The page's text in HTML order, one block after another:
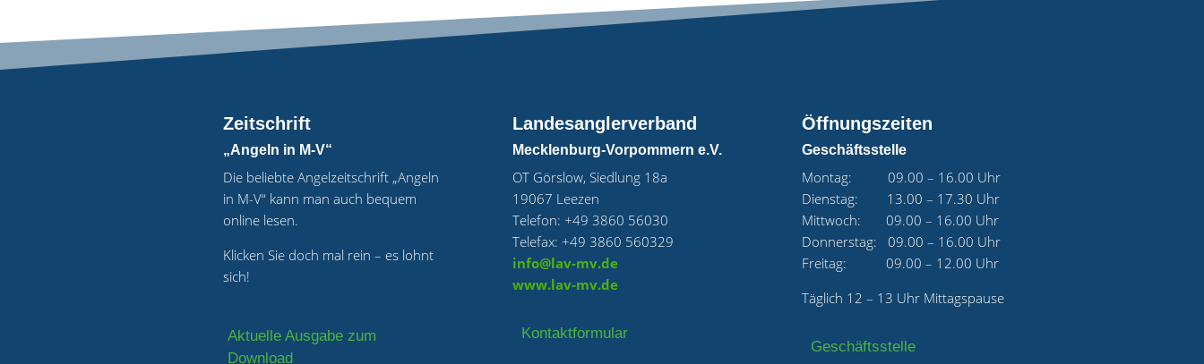
Zeitschrift
„Angeln in M-V“
Die beliebte Angelzeitschrift „Angeln
in M-V“ kann man auch bequem
online lesen.
Klicken Sie doch mal rein – es lohnt
sich!
Aktuelle Ausgabe zum
Download
Landesanglerverband
Mecklenburg-Vorpommern e.V.
OT Görslow, Siedlung 18a
19067 Leezen
Telefon: +49 3860 56030
Telefax: +49 3860 560329
info@lav-mv.de
www.lav-mv.de
Kontaktformular
Öffnungszeiten
Geschäftsstelle
Montag: 09.00 – 16.00 Uhr
Dienstag: 13.00 – 17.30 Uhr
Mittwoch: 09.00 – 16.00 Uhr
Donnerstag: 09.00 – 16.00 Uhr
Freitag: 09.00 – 12.00 Uhr
Täglich 12 – 13 Uhr Mittagspause
Geschäftsstelle